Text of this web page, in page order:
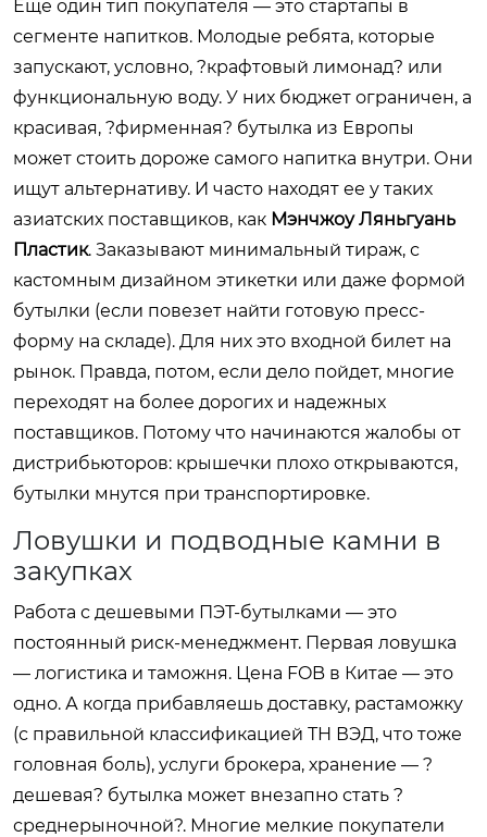
Еще один тип покупателя — это стартапы в
сегменте напитков. Молодые ребята, которые
запускают, условно, ?крафтовый лимонад? или
функциональную воду. У них бюджет ограничен, а
красивая, ?фирменная? бутылка из Европы
может стоить дороже самого напитка внутри. Они
ищут альтернативу. И часто находят ее у таких
азиатских поставщиков, как Мэнчжоу Ляньгуань
Пластик. Заказывают минимальный тираж, с
кастомным дизайном этикетки или даже формой
бутылки (если повезет найти готовую пресс-
форму на складе). Для них это входной билет на
рынок. Правда, потом, если дело пойдет, многие
переходят на более дорогих и надежных
поставщиков. Потому что начинаются жалобы от
дистрибьюторов: крышечки плохо открываются,
бутылки мнутся при транспортировке.
Ловушки и подводные камни в
закупках
Работа с дешевыми ПЭТ-бутылками — это
постоянный риск-менеджмент. Первая ловушка
— логистика и таможня. Цена FOB в Китае — это
одно. А когда прибавляешь доставку, растаможку
(с правильной классификацией ТН ВЭД, что тоже
головная боль), услуги брокера, хранение — ?
дешевая? бутылка может внезапно стать ?
среднерыночной?. Многие мелкие покупатели